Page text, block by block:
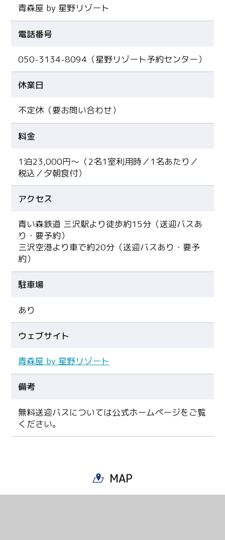
青森屋 by 星野リゾート
電話番号
050-3134-8094（星野リゾート予約センター）
休業日
不定休（要お問い合わせ）
料金
1泊23,000円～（2名1室利用時／1名あたり／
税込／夕朝食付）
アクセス
青い森鉄道 三沢駅より徒歩約15分（送迎バスあ
り・要予約）
三沢空港より車で約20分（送迎バスあり・要予
約）
駐車場
あり
ウェブサイト
青森屋 by 星野リゾート
備考
無料送迎バスについては公式ホームページをご覧
ください。
MAP